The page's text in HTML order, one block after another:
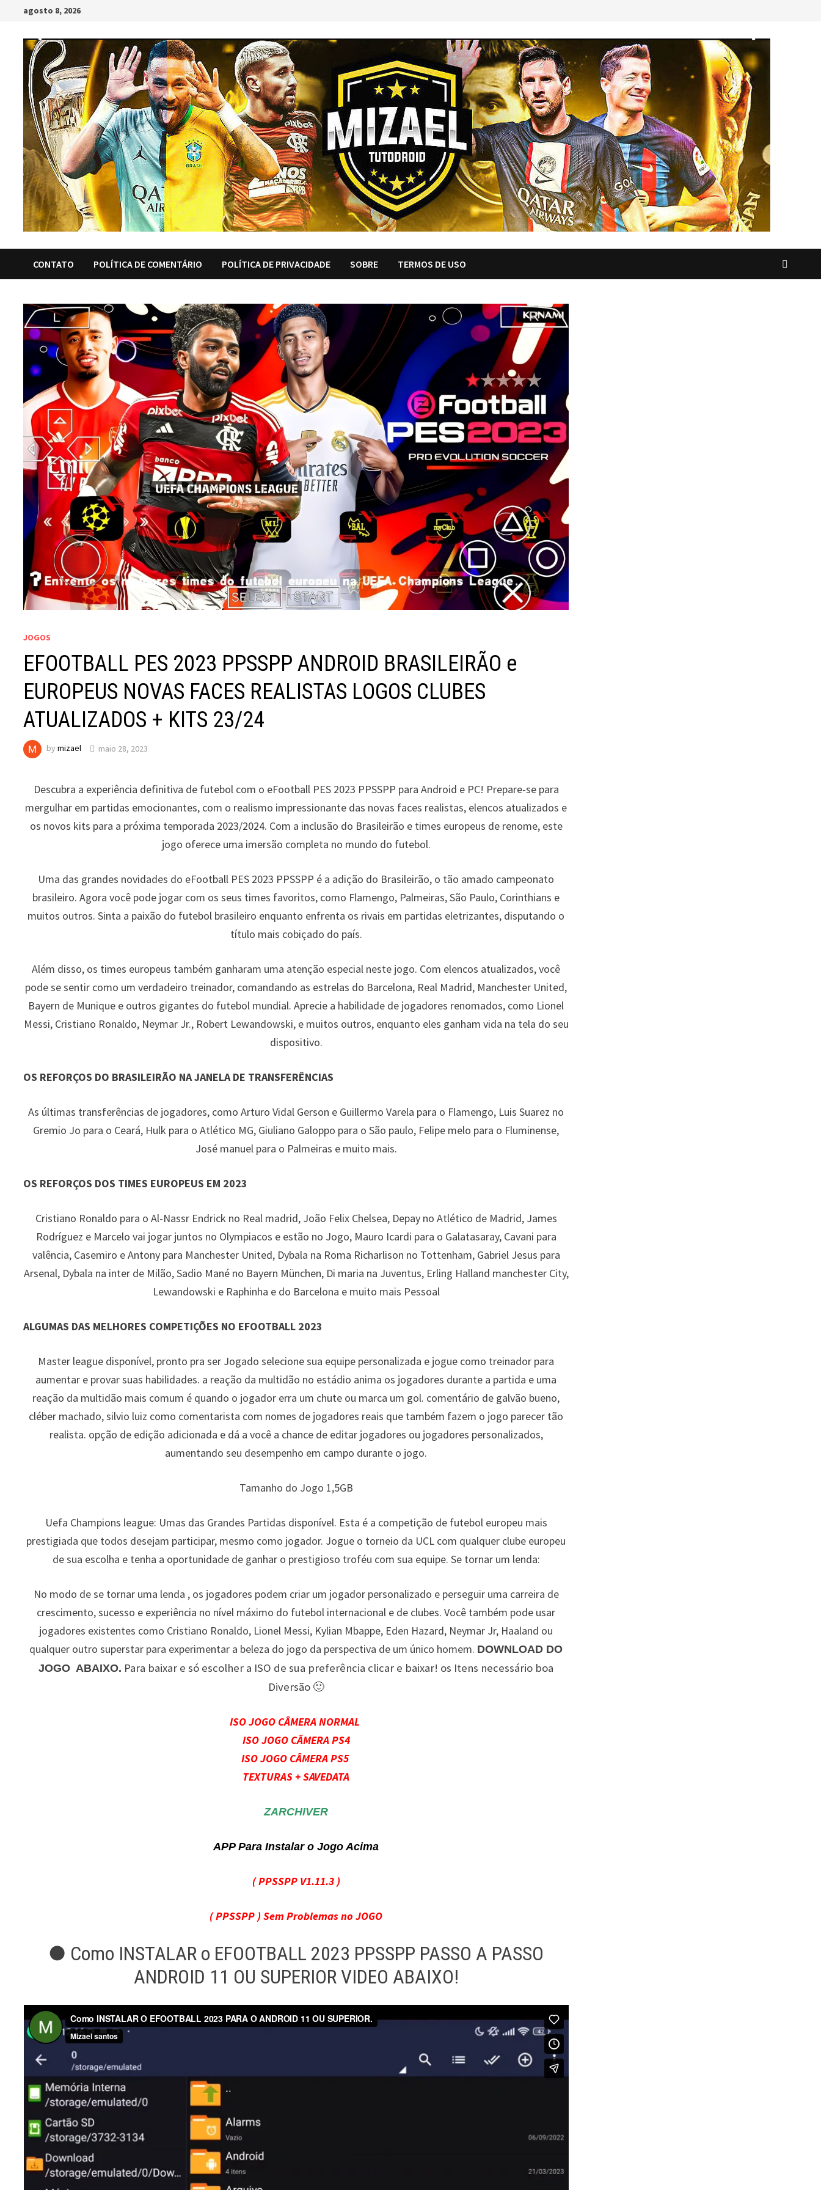
content
agosto 8, 2026
CONTATO POLÍTICA DE COMENTÁRIO POLÍTICA DE PRIVACIDADE SOBRE TERMOS DE USO
JOGOS
EFOOTBALL PES 2023 PPSSPP ANDROID BRASILEIRÃO e
EUROPEUS NOVAS FACES REALISTAS LOGOS CLUBES
ATUALIZADOS + KITS 23/24
bymizael maio 28, 2023
Descubra a experiência definitiva de futebol com o eFootball PES 2023 PPSSPP para Android e PC! Prepare-se para
mergulhar em partidas emocionantes, com o realismo impressionante das novas faces realistas, elencos atualizados e
os novos kits para a próxima temporada 2023/2024. Com a inclusão do Brasileirão e times europeus de renome, este
jogo oferece uma imersão completa no mundo do futebol.
Uma das grandes novidades do eFootball PES 2023 PPSSPP é a adição do Brasileirão, o tão amado campeonato
brasileiro. Agora você pode jogar com os seus times favoritos, como Flamengo, Palmeiras, São Paulo, Corinthians e
muitos outros. Sinta a paixão do futebol brasileiro enquanto enfrenta os rivais em partidas eletrizantes, disputando o
título mais cobiçado do país.
Além disso, os times europeus também ganharam uma atenção especial neste jogo. Com elencos atualizados, você
pode se sentir como um verdadeiro treinador, comandando as estrelas do Barcelona, Real Madrid, Manchester United,
Bayern de Munique e outros gigantes do futebol mundial. Aprecie a habilidade de jogadores renomados, como Lionel
Messi, Cristiano Ronaldo, Neymar Jr., Robert Lewandowski, e muitos outros, enquanto eles ganham vida na tela do seu
dispositivo.
OS REFORÇOS DO BRASILEIRÃO NA JANELA DE TRANSFERÊNCIAS
As últimas transferências de jogadores, como Arturo Vidal Gerson e Guillermo Varela para o Flamengo, Luis Suarez no
Gremio Jo para o Ceará, Hulk para o Atlético MG, Giuliano Galoppo para o São paulo, Felipe melo para o Fluminense,
José manuel para o Palmeiras e muito mais.
OS REFORÇOS DOS TIMES EUROPEUS EM 2023
Cristiano Ronaldo para o Al-Nassr Endrick no Real madrid, João Felix Chelsea, Depay no Atlético de Madrid, James
Rodríguez e Marcelo vai jogar juntos no Olympiacos e estão no Jogo, Mauro Icardi para o Galatasaray, Cavani para
valência, Casemiro e Antony para Manchester United, Dybala na Roma Richarlison no Tottenham, Gabriel Jesus para
Arsenal, Dybala na inter de Milão, Sadio Mané no Bayern München, Di maria na Juventus, Erling Halland manchester City,
Lewandowski e Raphinha e do Barcelona e muito mais Pessoal
ALGUMAS DAS MELHORES COMPETIÇÕES NO EFOOTBALL 2023
Master league disponível, pronto pra ser Jogado selecione sua equipe personalizada e jogue como treinador para
aumentar e provar suas habilidades. a reação da multidão no estádio anima os jogadores durante a partida e uma
reação da multidão mais comum é quando o jogador erra um chute ou marca um gol. comentário de galvão bueno,
cléber machado, silvio luiz como comentarista com nomes de jogadores reais que também fazem o jogo parecer tão
realista. opção de edição adicionada e dá a você a chance de editar jogadores ou jogadores personalizados,
aumentando seu desempenho em campo durante o jogo.
Tamanho do Jogo 1,5GB
Uefa Champions league: Umas das Grandes Partidas disponível. Esta é a competição de futebol europeu mais
prestigiada que todos desejam participar, mesmo como jogador. Jogue o torneio da UCL com qualquer clube europeu
de sua escolha e tenha a oportunidade de ganhar o prestigioso troféu com sua equipe. Se tornar um lenda:
No modo de se tornar uma lenda , os jogadores podem criar um jogador personalizado e perseguir uma carreira de
crescimento, sucesso e experiência no nível máximo do futebol internacional e de clubes. Você também pode usar
jogadores existentes como Cristiano Ronaldo, Lionel Messi, Kylian Mbappe, Eden Hazard, Neymar Jr, Haaland ou
qualquer outro superstar para experimentar a beleza do jogo da perspectiva de um único homem. DOWNLOAD DO
JOGO ABAIXO. Para baixar e só escolher a ISO de sua preferência clicar e baixar! os Itens necessário boa
Diversão 🙂
ISO JOGO CÂMERA NORMAL
ISO JOGO CÂMERA PS4
ISO JOGO CÂMERA PS5
TEXTURAS + SAVEDATA
ZARCHIVER
APP Para Instalar o Jogo Acima
( PPSSPP V1.11.3)
( PPSSPP ) Sem Problemas no JOGO
● Como INSTALAR o EFOOTBALL 2023 PPSSPP PASSO A PASSO
ANDROID 11 OU SUPERIOR VIDEO ABAIXO!